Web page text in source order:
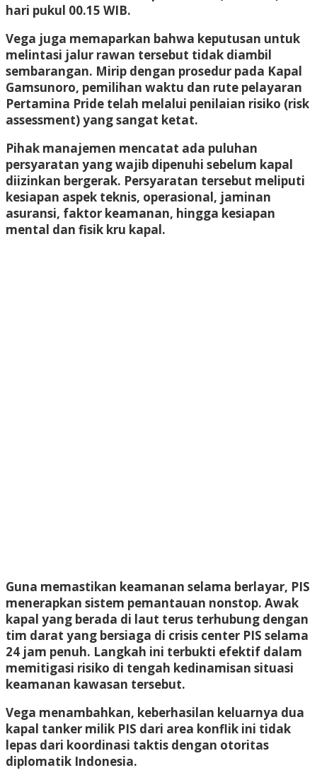
hari pukul 00.15 WIB.
Vega juga memaparkan bahwa keputusan untuk
melintasi jalur rawan tersebut tidak diambil
sembarangan. Mirip dengan prosedur pada Kapal
Gamsunoro, pemilihan waktu dan rute pelayaran
Pertamina Pride telah melalui penilaian risiko (risk
assessment) yang sangat ketat.
Pihak manajemen mencatat ada puluhan
persyaratan yang wajib dipenuhi sebelum kapal
diizinkan bergerak. Persyaratan tersebut meliputi
kesiapan aspek teknis, operasional, jaminan
asuransi, faktor keamanan, hingga kesiapan
mental dan fisik kru kapal.
Guna memastikan keamanan selama berlayar, PIS
menerapkan sistem pemantauan nonstop. Awak
kapal yang berada di laut terus terhubung dengan
tim darat yang bersiaga di crisis center PIS selama
24 jam penuh. Langkah ini terbukti efektif dalam
memitigasi risiko di tengah kedinamisan situasi
keamanan kawasan tersebut.
Vega menambahkan, keberhasilan keluarnya dua
kapal tanker milik PIS dari area konflik ini tidak
lepas dari koordinasi taktis dengan otoritas
diplomatik Indonesia.